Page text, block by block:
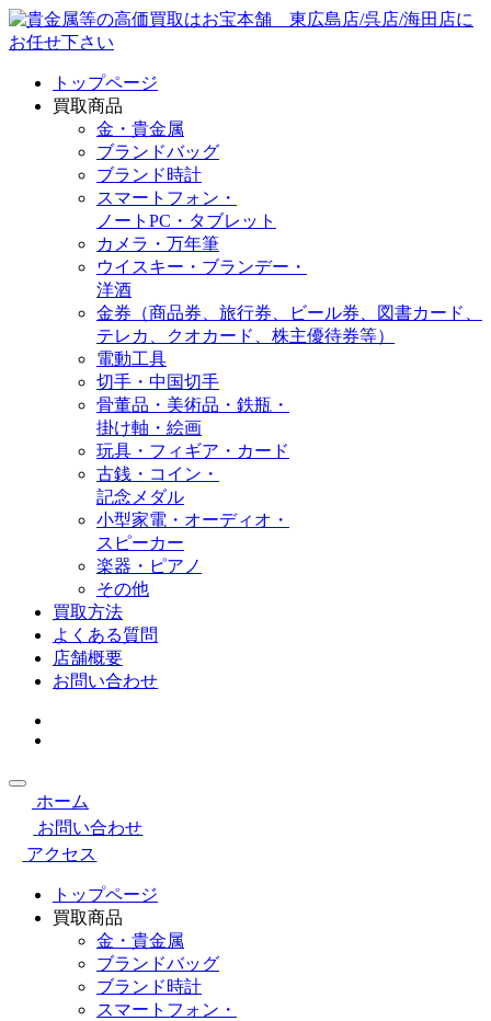
トップページ
買取商品
金・貴金属
ブランドバッグ
ブランド時計
スマートフォン・
ノートPC・タブレット
カメラ・万年筆
ウイスキー・ブランデー・
洋酒
金券（商品券、旅行券、ビール券、図書カード、
テレカ、クオカード、株主優待券等）
電動工具
切手・中国切手
骨董品・美術品・鉄瓶・
掛け軸・絵画
玩具・フィギア・カード
古銭・コイン・
記念メダル
小型家電・オーディオ・
スピーカー
楽器・ピアノ
その他
買取方法
よくある質問
店舗概要
お問い合わせ
ホーム
お問い合わせ
アクセス
トップページ
買取商品
金・貴金属
ブランドバッグ
ブランド時計
スマートフォン・